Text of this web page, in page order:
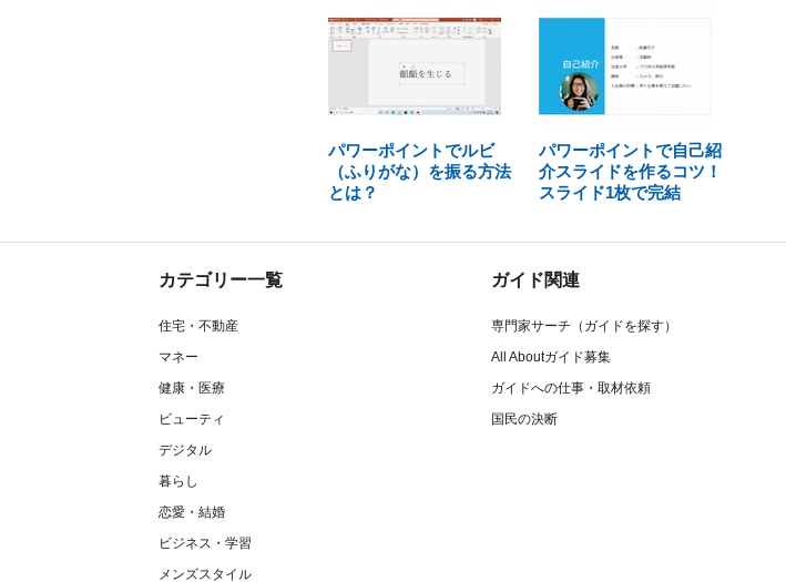
パワーポイントでルビ
（ふりがな）を振る方法
とは？
パワーポイントで自己紹
介スライドを作るコツ！
スライド1枚で完結
カテゴリー一覧
住宅・不動産
マネー
健康・医療
ビューティ
デジタル
暮らし
恋愛・結婚
ビジネス・学習
メンズスタイル
ガイド関連
専門家サーチ（ガイドを探す）
All Aboutガイド募集
ガイドへの仕事・取材依頼
国民の決断